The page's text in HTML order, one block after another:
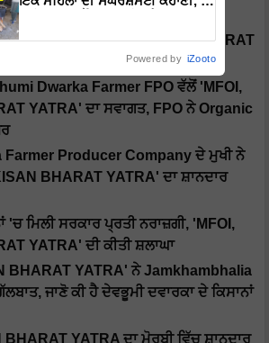
ਸਵਾਗਤ
ਨੇ ਕੀਤਾ 'MFOI, VVIF KISAN BHARAT
Dwarka Farmer FPO ਵੱਲੋਂ 'MFOI,
YATRA' ਦਾ ਸਵਾਗਤ, FPO ਨੇ Organic
Farmer Producer Company ਦੇ ਮੁਖੀ ਨੇ
BHARAT YATRA' ਦਾ ਸ਼ਾਨਦਾਰ
'ਚ ਮਿਲੀ ਸਰਕਾਰ ਪ੍ਰਤੀ ਨਰਾਜ਼ਗੀ, 'MFOI,
YATRA' ਦੀ ਕੀਤੀ ਸ਼ਲਾਘਾ
BHARAT YATRA' ਨੇ Jamkhambhalia
ਜਾਣੋ ਕੀ ਹੈ ਦੇਵਭੂਮੀ ਦਵਾਰਕਾ ਦੇ ਕਿਸਾਨਾਂ
BHARAT YATRA ਦਾ ਮੋਰਬੀ ਵਿੱਚ ਸ਼ਾਨਦਾਰ
Powered by iZooto